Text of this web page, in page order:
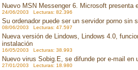
Nuevo MSN Messenger 6. Microsoft presenta
24/06/2003 Lecturas: 82.396
Su ordenador puede ser un servidor porno sin
08/06/2003 Lecturas: 47.597
Nueva versión de Lindows, Lindows 4.0,
instalación
16/05/2003 Lecturas: 38.993
Nuevo virus Sobig.E, se difunde por e-mail en
27/01/2003 Lecturas: 18.980